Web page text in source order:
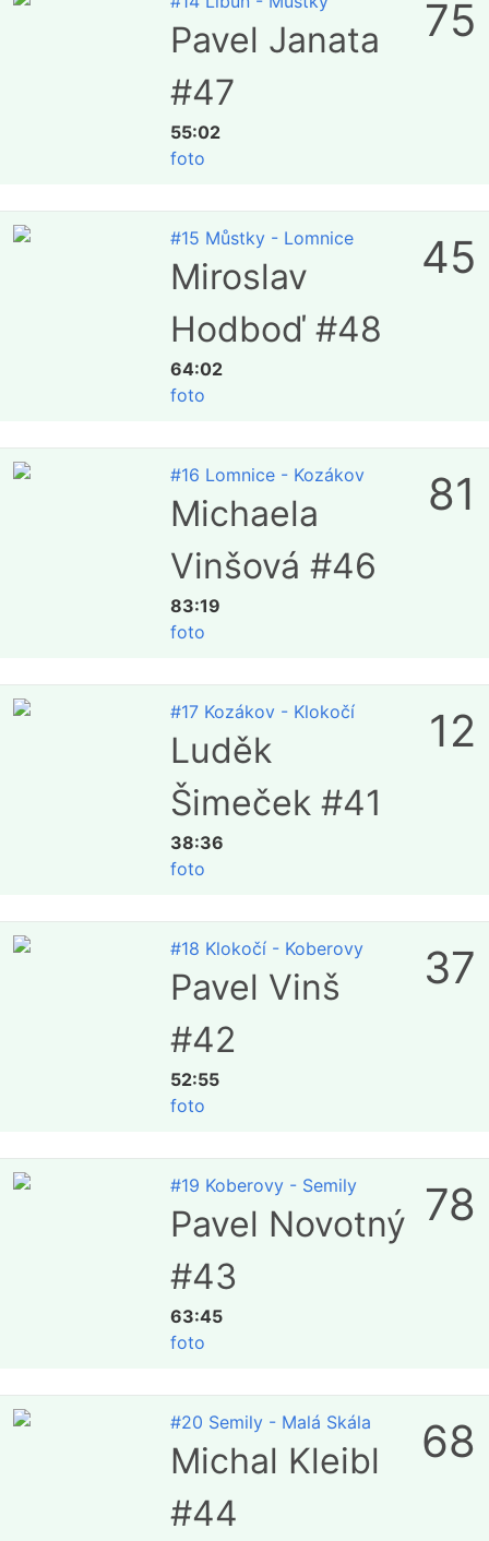
Pavel Janata
#47
55:02
foto
75
#15 Můstky - Lomnice
Miroslav
Hodboď #48
64:02
foto
45
#16 Lomnice - Kozákov
Michaela
Vinšová #46
83:19
foto
81
#17 Kozákov - Klokočí
Luděk
Šimeček #41
38:36
foto
12
#18 Klokočí - Koberovy
Pavel Vinš
#42
52:55
foto
37
#19 Koberovy - Semily
Pavel Novotný
#43
63:45
foto
78
#20 Semily - Malá Skála
Michal Kleibl
#44
68